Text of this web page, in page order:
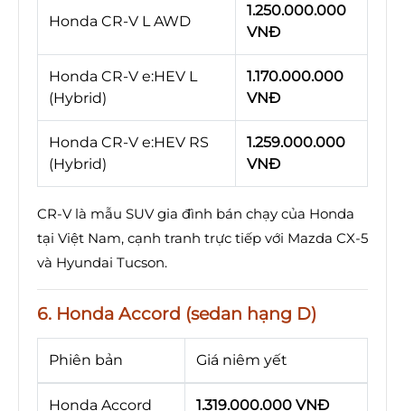
Honda CR-V L AWD
1.250.000.000
VNĐ
Honda CR-V e:HEV L
(Hybrid)
1.170.000.000
VNĐ
Honda CR-V e:HEV RS
(Hybrid)
1.259.000.000
VNĐ
CR-V là mẫu SUV gia đình bán chạy của Honda
tại Việt Nam, cạnh tranh trực tiếp với Mazda CX-5
và Hyundai Tucson.
6. Honda Accord (sedan hạng D)
Phiên bản Giá niêm yết
Honda Accord 1.319.000.000 VNĐ